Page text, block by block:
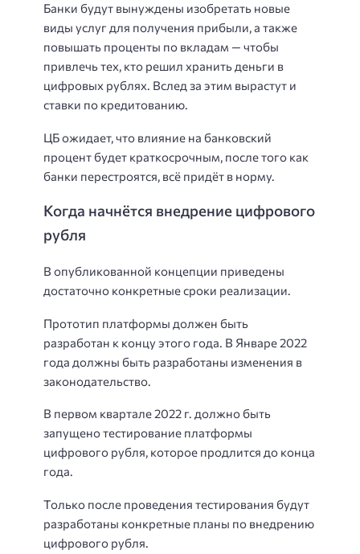
Банки будут вынуждены изобретать новые
виды услуг для получения прибыли, а также
повышать проценты по вкладам — чтобы
привлечь тех, кто решил хранить деньги в
цифровых рублях. Вслед за этим вырастут и
ставки по кредитованию.
ЦБ ожидает, что влияние на банковский
процент будет краткосрочным, после того как
банки перестроятся, всё придёт в норму.
Когда начнётся внедрение цифрового
рубля
В опубликованной концепции приведены
достаточно конкретные сроки реализации.
Прототип платформы должен быть
разработан к концу этого года. В Январе 2022
года должны быть разработаны изменения в
законодательство.
В первом квартале 2022 г. должно быть
запущено тестирование платформы
цифрового рубля, которое продлится до конца
года.
Только после проведения тестирования будут
разработаны конкретные планы по внедрению
цифрового рубля.